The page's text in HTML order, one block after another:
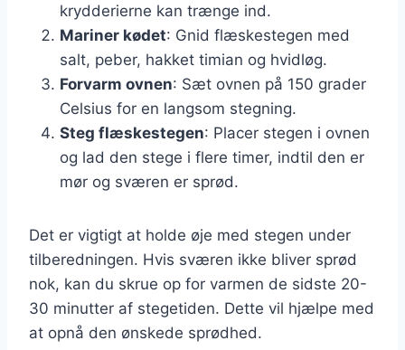
krydderierne kan trænge ind.
Mariner kødet: Gnid flæskestegen med
salt, peber, hakket timian og hvidløg.
Forvarm ovnen: Sæt ovnen på 150 grader
Celsius for en langsom stegning.
Steg flæskestegen: Placer stegen i ovnen
og lad den stege i flere timer, indtil den er
mør og sværen er sprød.
Det er vigtigt at holde øje med stegen under
tilberedningen. Hvis sværen ikke bliver sprød
nok, kan du skrue op for varmen de sidste 20-
30 minutter af stegetiden. Dette vil hjælpe med
at opnå den ønskede sprødhed.